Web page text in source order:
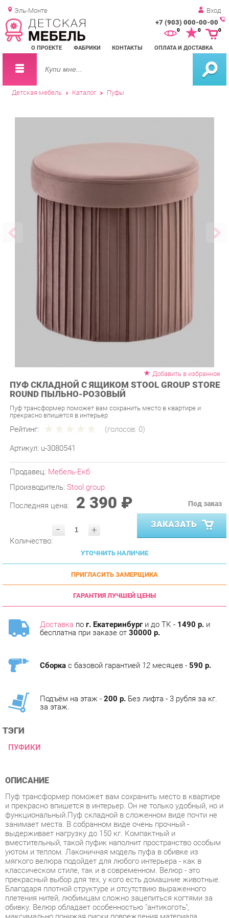
Эль-Монте Вход
+7 (903) 000-00-00
О ПРОЕКТЕ ФАБРИКИ КОНТАКТЫ ОПЛАТА И ДОСТАВКА
0 0
Детская мебель Каталог Пуфы
ПУФ СКЛАДНОЙ С ЯЩИКОМ STOOL GROUP STORE
ROUND ПЫЛЬНО-РОЗОВЫЙ
Пуф трансформер поможет вам сохранить место в квартире и
прекрасно впишется в интерьер
Рейтинг: (голосов:0)
Артикул: u-3080541
Продавец: Мебель-Екб
Производитель:
Stool group
Последняя цена: 2 390 ₽
- +
ЗАКАЗАТЬ
УТОЧНИТЬ НАЛИЧИЕ
ПРИГЛАСИТЬ ЗАМЕРЩИКА
ГАРАНТИЯ ЛУЧШЕЙ ЦЕНЫ
пог. Екатеринбурги до ТК -
бесплатна при заказе от30000 р.
с базовой гарантией месяцев -
Подъём на этаж -200 р.Без лифта - 3 рубля за кг.
ТЭГИ
ОПИСАНИЕ
функциональный.Пуф складной в сложенном виде почти не
выдерживает нагрузку до 150 кг. Компактный и
вместительный, такой пуфик наполнит пространство особым
уютом и теплом. Лаконичная модель пуфа в обивке из
мягкого велюра подойдет для любого интерьера - как в
классическом стиле, так и в современном. Велюр - это
прекрасный выбор для тех, у кого есть домашние животные.
Благодаря плотной структуре и отсутствию выраженного
плетения нитей, любимцам сложно зацепиться когтями за
обивку. Велюр обладает особенностью "антикоготь",
максимально понижая риски повреждения материала.
Волокно пуфика, является антивандальным, устойчивым к
царапинам. Позвольте вашим животным насладиться
комфортом нашего пуфика, а вы насладитесь его стильным
дизайном и качеством, обеспечивающими его долговечность